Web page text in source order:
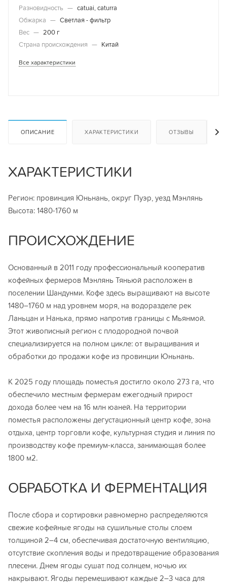
Разновидность — catuai, caturra
Обжарка — Светлая - фильтр
Вес — 200 г
Страна происхождения — Китай
Все характеристики
ОПИСАНИЕ ХАРАКТЕРИСТИКИ ОТЗЫВЫ
ХАРАКТЕРИСТИКИ
Регион: провинция Юньнань, округ Пуэр, уезд Мэнлянь
Высота: 1480-1760 м
ПРОИСХОЖДЕНИЕ
Основанный в 2011 году профессиональный кооператив
кофейных фермеров Мэнлянь Тяньюй расположен в
поселении Шандунми. Кофе здесь выращивают на высоте
1480–1760 м над уровнем моря, на водоразделе рек
Ланьцан и Нанька, прямо напротив границы с Мьянмой.
Этот живописный регион с плодородной почвой
специализируется на полном цикле: от выращивания и
обработки до продажи кофе из провинции Юньнань.
К 2025 году площадь поместья достигло около 273 га, что
обеспечило местным фермерам ежегодный прирост
дохода более чем на 16 млн юаней. На территории
поместья расположены дегустационный центр кофе, зона
отдыха, центр торговли кофе, культурная студия и линия по
производству кофе премиум-класса, занимающая более
1800 м2.
ОБРАБОТКА И ФЕРМЕНТАЦИЯ
После сбора и сортировки равномерно распределяются
свежие кофейные ягоды на сушильные столы слоем
толщиной 2–4 см, обеспечивая достаточную вентиляцию,
отсутствие скопления воды и предотвращение образования
плесени. Днем ягоды сушат под солнцем, ночью их
накрывают. Ягоды перемешивают каждые 2–3 часа для